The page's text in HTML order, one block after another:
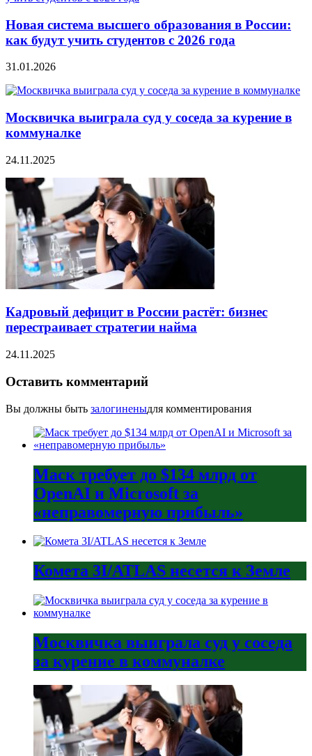
Новая система высшего образования в России:
как будут учить студентов с 2026 года
31.01.2026
Москвичка выиграла суд у соседа за курение в
коммуналке
24.11.2025
Кадровый дефицит в России растёт: бизнес
перестраивает стратегии найма
24.11.2025
Оставить комментарий
Вы должны быть залогиненыдля комментирования
Маск требует до $134 млрд от
OpenAI и Microsoft за
«неправомерную прибыль»
Комета 3I/ATLAS несется к Земле
Москвичка выиграла суд у соседа
за курение в коммуналке